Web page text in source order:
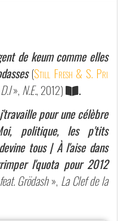
de keum comme elles
(Still Fresh & S. Pri
», N.E., 2012)
.
pour une célèbre
politique, les p'tits
tous | À l'aise dans
l'quota pour 2012
feat. Grödash», La Clef de la